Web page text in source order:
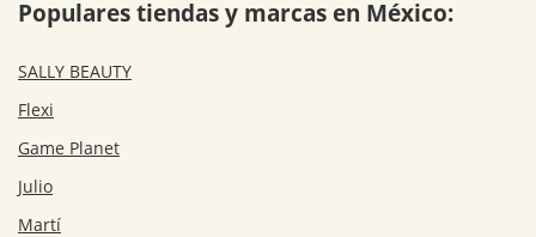
Populares tiendas y marcas en México:
SALLY BEAUTY
Flexi
Game Planet
Julio
Martí